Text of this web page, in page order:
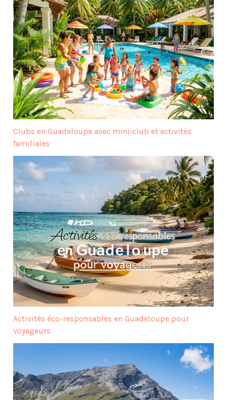
Clubs en Guadeloupe avec mini‑club et activités
familiales
Activités éco-responsables en Guadeloupe pour
voyageurs